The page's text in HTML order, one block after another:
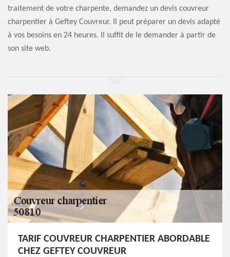
traitement de votre charpente, demandez un devis couvreur
charpentier à Geftey Couvreur. Il peut préparer un devis adapté
à vos besoins en 24 heures. Il suffit de le demander à partir de
son site web.
TARIF COUVREUR CHARPENTIER ABORDABLE
CHEZ GEFTEY COUVREUR